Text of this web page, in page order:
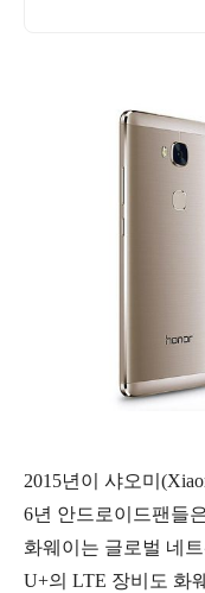
2015년이 샤오미
6년 안드로이드팬들
화웨이는 글로벌 네
U+의 LTE 장비도 화